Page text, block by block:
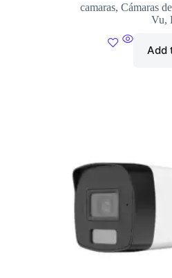
camaras,Cámaras
Vu,
Add